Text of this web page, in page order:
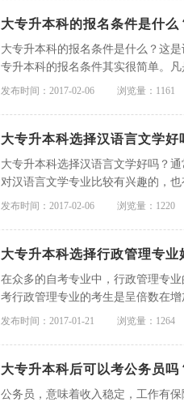
大专升本科的报名条件是什么
大专升本科的报名条件是什么？这
专升本科的报名条件其实很简单。
历教育的限制，均可报名。只是需
发布时间：2017-02-06 浏览量：1161
大专升本科选择汉语言文学好
大专升本科选择汉语言文学好吗？
对汉语言文学专业比较有兴趣的，
太清楚汉语言文学专业的就业前景
发布时间：2017-02-06 浏览量：1220
大专升本科选择行政管理专业
在众多的自考专业中，行政管理专
考行政管理专业的考生是呈倍数在
好？下文，广东自考网将和你一起
发布时间：2017-01-21 浏览量：1264
大专升本科后可以考公务员吗
公务员，意味着收入稳定，工作有